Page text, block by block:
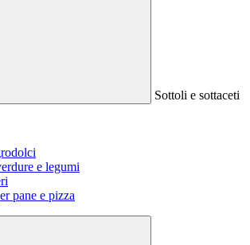
Sottoli e sottaceti
e legumi
pane e pizza